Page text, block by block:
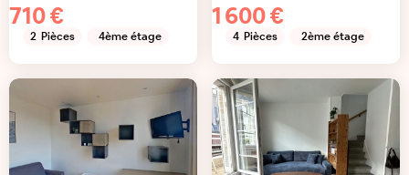
710 €
2 Pièces 4ème étage
1 600 €
4 Pièces 2ème étage